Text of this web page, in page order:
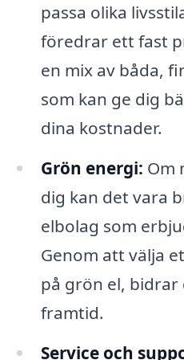
passa olika
föredrar ett fast
en mix av båda,
som kan ge dig
dina kostnader.
Grön energi: Om
dig kan det vara
elbolag som
Genom att välja
på grön el,
framtid.
Service och